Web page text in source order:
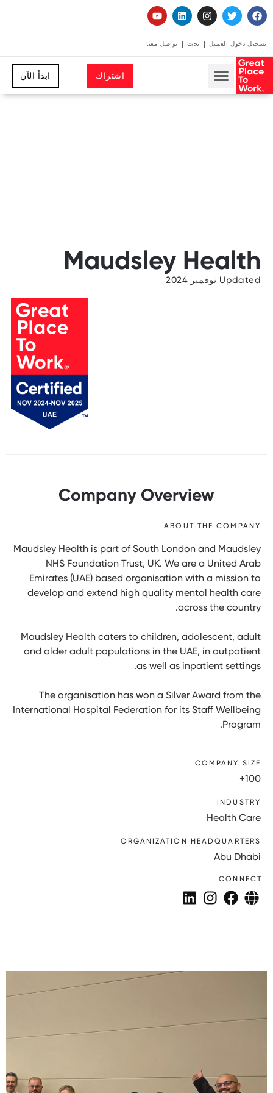
تسجيل دخول العميل بحث تواصل معنا
اشتراك ابدأ الآن
Maudsley Health
Updated نوفمبر 2024
Company Overview
ABOUT THE COMPANY
Maudsley Health is part of South London and Maudsley
NHS Foundation Trust, UK. We are a United Arab
Emirates (UAE) based organisation with a mission to
develop and extend high quality mental health care
across the country.
Maudsley Health caters to children, adolescent, adult
and older adult populations in the UAE, in outpatient
as well as inpatient settings.
The organisation has won a Silver Award from the
International Hospital Federation for its Staff Wellbeing
Program.
COMPANY SIZE
100+
INDUSTRY
Health Care
ORGANIZATION HEADQUARTERS
Abu Dhabi
CONNECT